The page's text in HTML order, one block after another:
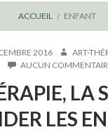
ACCUEIL ENFANT
2016 AUTEUR
ART-
AUCUN
LA
LES